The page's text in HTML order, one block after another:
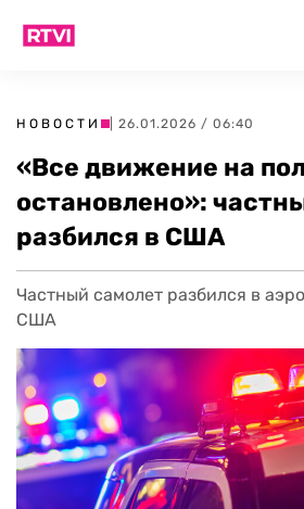
НОВОСТИ | 26.01.2026 / 06:40
«Все движение на
остановлено»:
разбился в США
Частный самолет разбился в
США